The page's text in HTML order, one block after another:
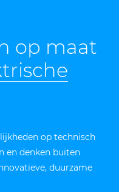
op maat
op technisch
en denken buiten
duurzame